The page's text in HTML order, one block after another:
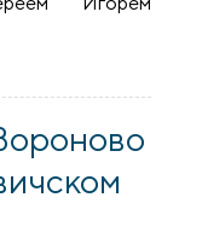
со священником